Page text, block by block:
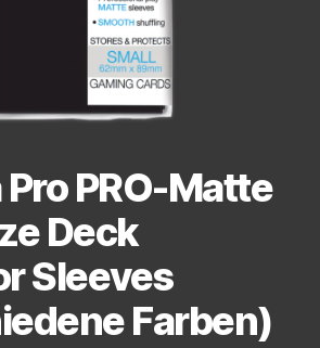
PRO-Matte
Deck
Sleeves
Farben)